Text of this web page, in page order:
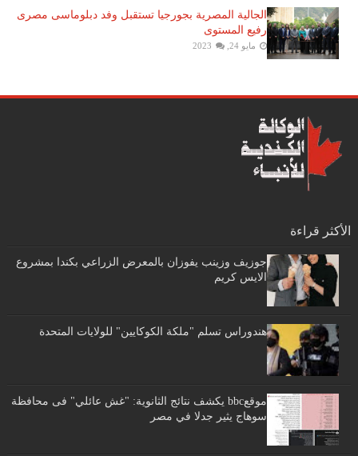
الجالية المصرية بجورجيا تستقبل وفد دبلوماسى مصرى
رفيع المستوى
مايو 24, 2023
الأكثر قراءة
جوزيف وزينب يفوزان بالمعرض الزراعي بكندا بمشروع
الايس كريم
هندوراس تسلم "ملكة الكوكايين" للولايات المتحدة
موقعbbc يكشف نتائج الثانوية: "غش عائلي" فى محافظة
سوهاج يثير جدلا في مصر